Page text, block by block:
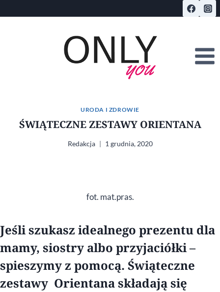
do
URODA I ZDROWIE
ŚWIĄTECZNE ZESTAWY ORIENTANA
Redakcja 1 grudnia, 2020
fot. mat.pras.
Jeśli szukasz idealnego prezentu dla
mamy, siostry albo przyjaciółki –
spieszymy z pomocą. Świąteczne
zestawy Orientana składają się